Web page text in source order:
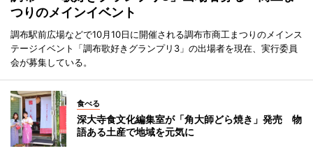
つりのメインイベント
調布駅前広場などで10月10日に開催される調布市商工まつりのメインス
テージイベント「調布歌好きグランプリ3」の出場者を現在、実行委員
会が募集している。
食べる
深大寺食文化編集室が「角大師どら焼き」発売 物
語ある土産で地域を元気に